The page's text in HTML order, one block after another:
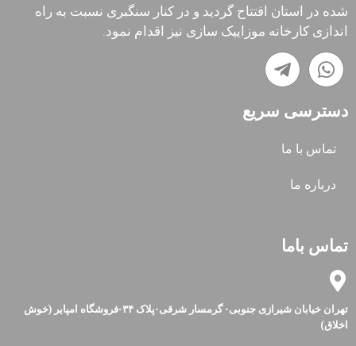
شده در استان افتتاح گردید و در کنار سنگبری نسبت به راه
اندازی کارخانه موزاییک سازی نیز اقدام نمود.
دسترسی سریع
تماس با ما
درباره ما
تماس باما
تهران خیابان شیرازی جنوبی- گرمسار شرقی-پلاک ۳۴-فروشگاه امپایر (خوش
اخلاق)